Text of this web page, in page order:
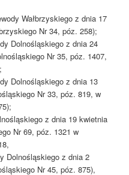
Wałbrzyskiego z dnia 17
Nr 34, póz. 258);
Dolnośląskiego z dnia 24
Nr 35, póz. 1407,
Dolnośląskiego z dnia 13
Nr 33, póz. 819, w
z dnia 19 kwietnia
Nr 69, póz. 1321 w
Dolnośląskiego z dnia 2
Nr 45, póz. 875),